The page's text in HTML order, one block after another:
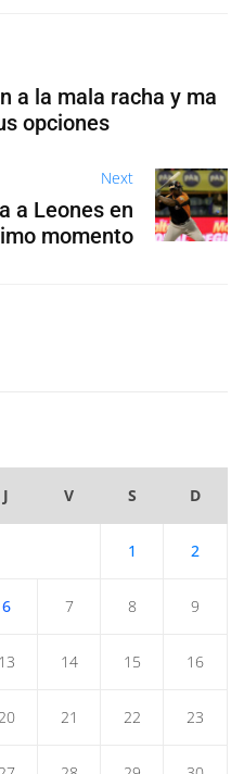
a la mala racha y ma
opciones
Next
a Leones en
momento
J V S D
1 2
6 7 8 9
13 14 15 16
20 21 22 23